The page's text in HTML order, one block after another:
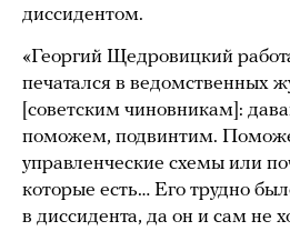
диссидентом.
«Георгий Щедровицкий
печатался в ведомственных
[советским чиновникам]:
поможем, подвинтим.
управленческие схемы или
которые есть… Его трудно
в диссидента, да он и сам не